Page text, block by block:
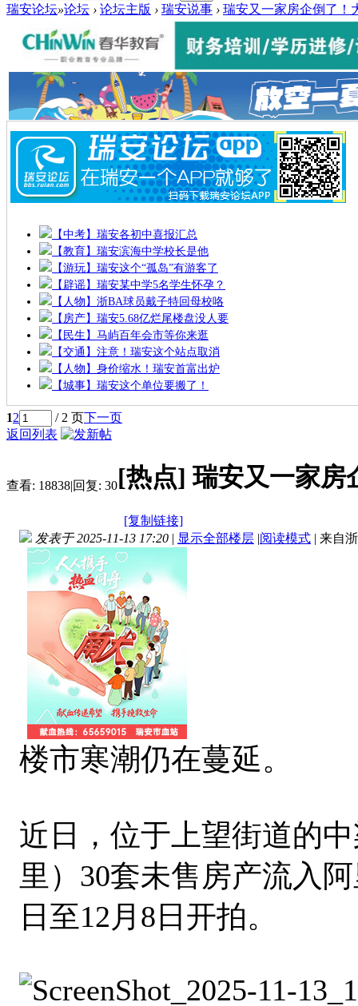
瑞安论坛»论坛 › 论坛主版 › 瑞安说事 › 瑞安又一家房企倒了！
【中考】瑞安各初中喜报汇总
【教育】瑞安滨海中学校长是他
【游玩】瑞安这个“孤岛”有游客了
【辟谣】瑞安某中学5名学生怀孕？
【人物】浙BA球员戴子特回母校咯
【房产】瑞安5.68亿烂尾楼盘没人要
【民生】马屿百年会市等你来逛
【交通】注意！瑞安这个站点取消
【人物】身价缩水！瑞安首富出炉
【城事】瑞安这个单位要搬了！
12 / 2 页下一页
返回列表
查看: 18838|回复: 30[热点]瑞安又一家房
[复制链接]
发表于 2025-11-13 17:20 | 显示全部楼层 |阅读模式 | 来自
楼市寒潮仍在蔓延。
近日，位于上望街道的
里）30套未售房产流入
日至12月8日开拍。